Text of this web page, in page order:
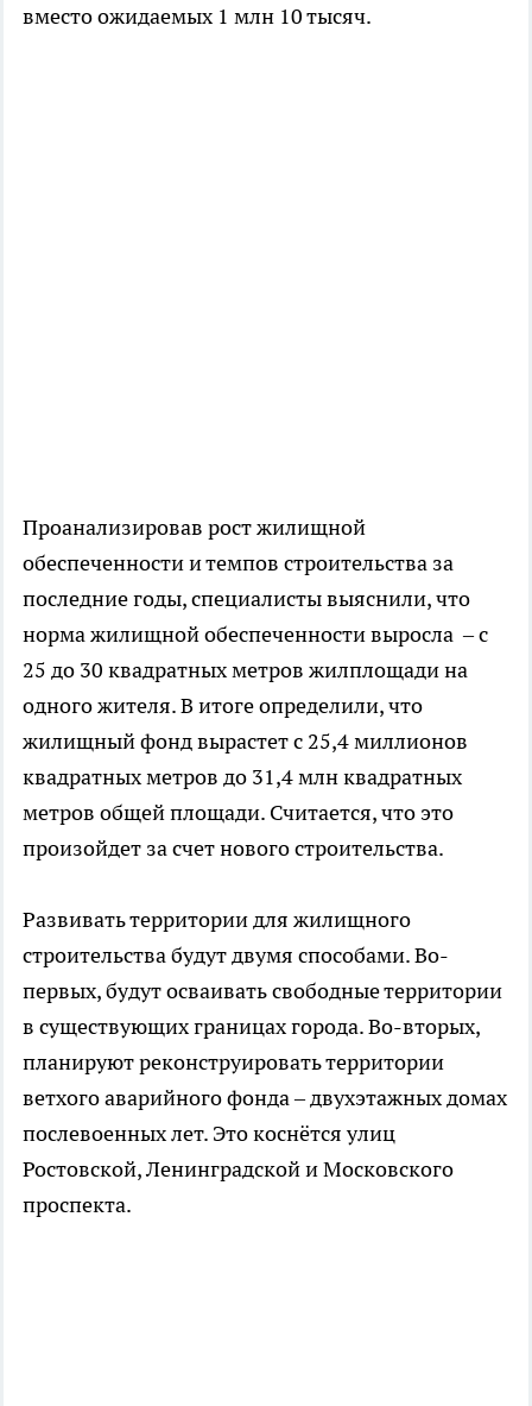
вместо ожидаемых 1 млн 10 тысяч.
Проанализировав рост жилищной
обеспеченности и темпов строительства за
последние годы, специалисты выяснили, что
норма жилищной обеспеченности выросла – с
25 до 30 квадратных метров жилплощади на
одного жителя. В итоге определили, что
жилищный фонд вырастет с 25,4 миллионов
квадратных метров до 31,4 млн квадратных
метров общей площади. Считается, что это
произойдет за счет нового строительства.
Развивать территории для жилищного
строительства будут двумя способами. Во-
первых, будут осваивать свободные территории
в существующих границах города. Во-вторых,
планируют реконструировать территории
ветхого аварийного фонда – двухэтажных домах
послевоенных лет. Это коснётся улиц
Ростовской, Ленинградской и Московского
проспекта.